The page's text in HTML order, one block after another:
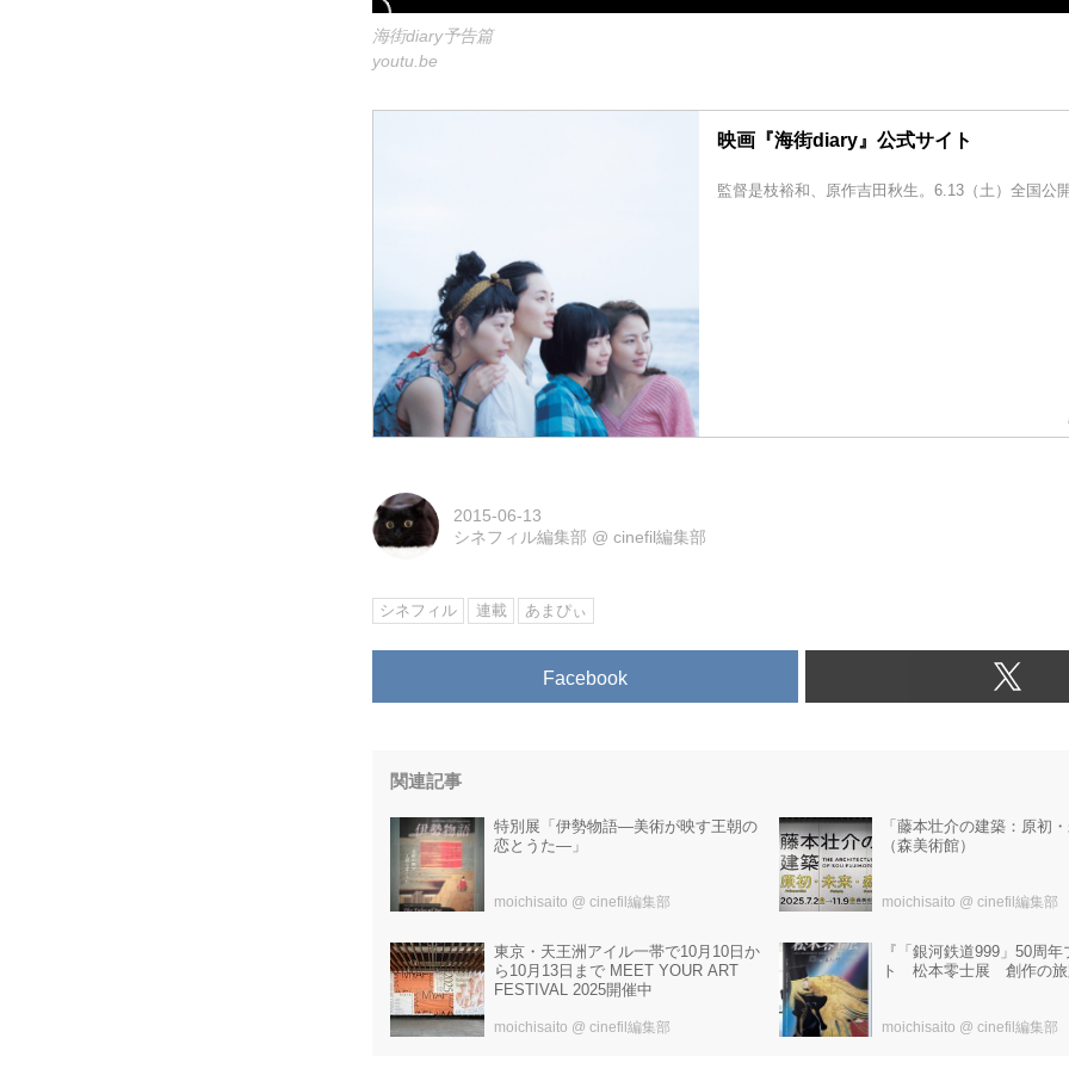
海街diary予告篇
youtu.be
映画『海街diary』公式サイト
監督是枝裕和、原作吉田秋生。6.13（土）全国公開
2015-06-13
シネフィル編集部 @cinefil編集部
シネフィル 連載 あまぴぃ
Facebook
関連記事
特別展「伊勢物語―美術が映す王朝の
恋とうた―」
moichisaito @ cinefil編集部
「藤本壮介の建築：原初・
（森美術館）
moichisaito @ cinefil編集部
東京・天王洲アイル一帯で10月10日か
ら10月13日まで MEET YOUR ART
FESTIVAL 2025開催中
moichisaito @ cinefil編集部
『「銀河鉄道999」50周年
ト 松本零士展 創作の旅
moichisaito @ cinefil編集部